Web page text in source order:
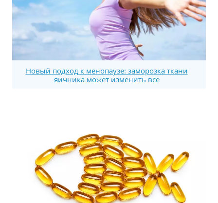
Новый подход к менопаузе: заморозка ткани
яичника может изменить все